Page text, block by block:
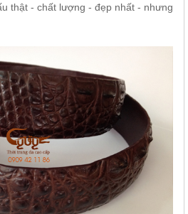
thật - chất lượng - đẹp nhất - nhưng